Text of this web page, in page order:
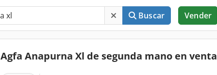
Buscar Vender
Agfa Anapurna Xl de segunda mano en venta